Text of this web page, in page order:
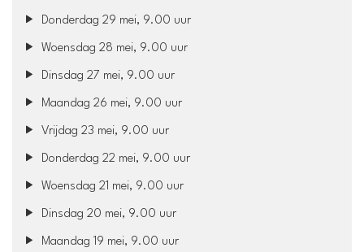
Donderdag 29 mei, 9.00 uur
Woensdag 28 mei, 9.00 uur
Dinsdag 27 mei, 9.00 uur
Maandag 26 mei, 9.00 uur
Vrijdag 23 mei, 9.00 uur
Donderdag 22 mei, 9.00 uur
Woensdag 21 mei, 9.00 uur
Dinsdag 20 mei, 9.00 uur
Maandag 19 mei, 9.00 uur